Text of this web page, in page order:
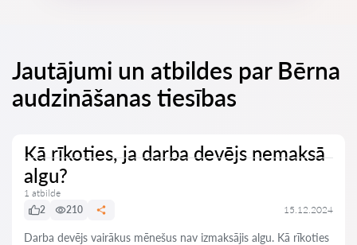
Jautājumi un atbildes par Bērna
audzināšanas tiesības
Kā rīkoties, ja darba devējs nemaksā
algu?
1 atbilde
2
210 15.12.2024
Darba devējs vairākus mēnešus nav izmaksājis algu. Kā rīkoties